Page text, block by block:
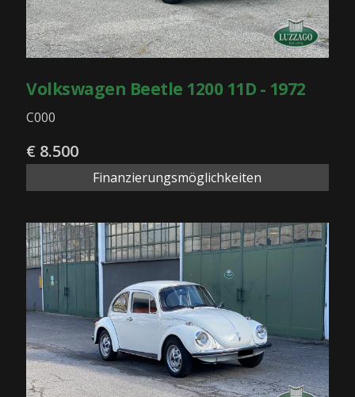
Volkswagen Beetle 1200 11D - 1972
C000
€ 8.500
Finanzierungsmöglichkeiten